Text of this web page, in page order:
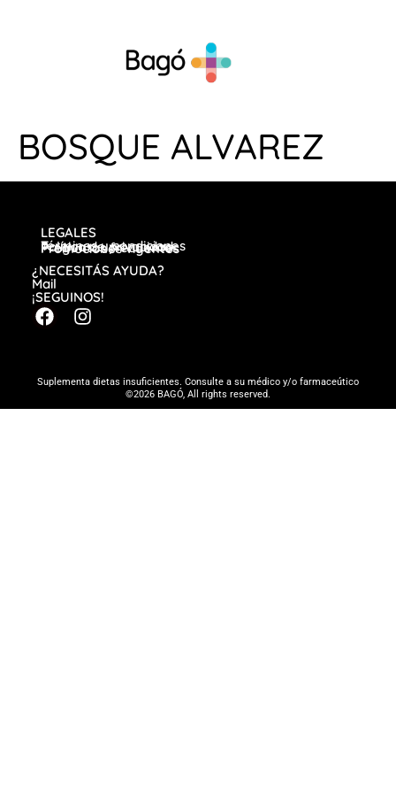
BOSQUE ALVAREZ
LEGALES
Términos y condiciones
Política de privacidad
Preguntas frecuentes
Promociones vigentes
¿NECESITÁS AYUDA?
Mail
¡SEGUINOS!
Suplementa dietas insuficientes. Consulte a su médico y/o farmaceútico
©2026 BAGÓ, All rights reserved.